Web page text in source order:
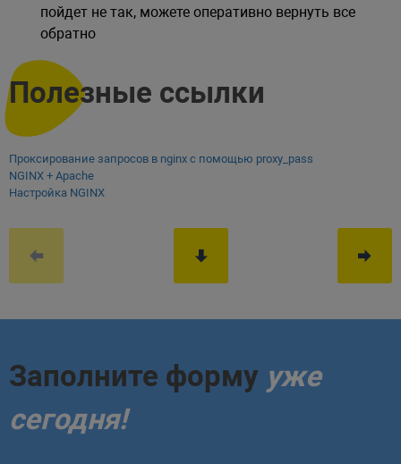
пойдет не так, можете оперативно вернуть все
обратно
Полезные ссылки
Проксирование запросов в nginx с помощью proxy_pass
NGINX + Apache
Настройка NGINX
Заполните форму уже
сегодня!